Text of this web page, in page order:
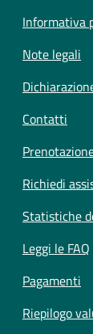
Informativa
Note legali
Contatti
Richiedi
Statistiche
Leggi le FAQ
Pagamenti
Riepilogo